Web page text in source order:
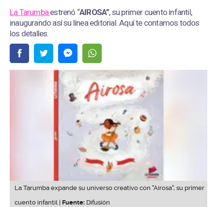
La Tarumba estrenó “AIROSA”, su primer cuento infantil,
inaugurando así su línea editorial. Aquí te contamos todos
los detalles.
La Tarumba expande su universo creativo con "Airosa", su primer
cuento infantil | Fuente: Difusión